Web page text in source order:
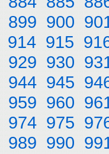
899 900
914 915
929 930
944 945
959 960
974 975
989 990